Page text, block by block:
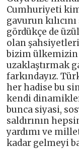
Cumhuriyeti
gavurun
gördükçe de
olan
bizim ülkemizin
uzaklaştırmak
farkındayız.
her hadise bu
kendi
bunca siyasi,
saldırının
yardımı ve
kadar gelmeyi